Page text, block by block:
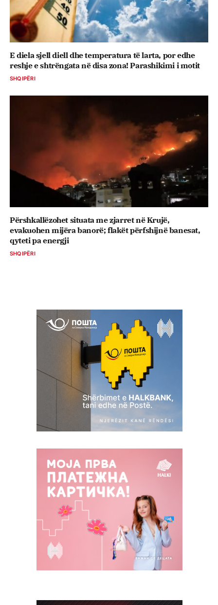
E diela sjell diell dhe temperatura të larta, por edhe
reshje e shtrëngata në disa zona! Parashikimi i motit
SHQIPËRI
Përshkallëzohet situata me zjarret në Krujë,
evakuohen mijëra banorë; flakët përfshijnë banesat,
qyteti pa energji
SHQIPËRI